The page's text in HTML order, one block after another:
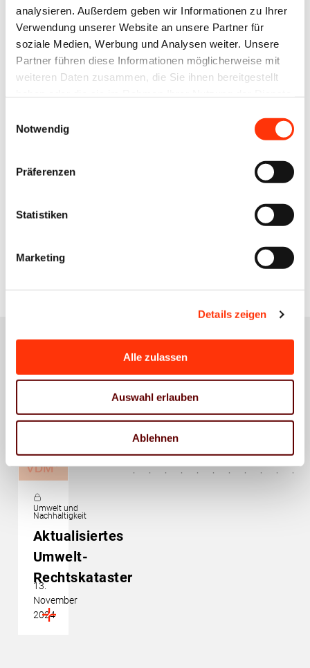
analysieren. Außerdem geben wir Informationen zu Ihrer
Verwendung unserer Website an unsere Partner für
soziale Medien, Werbung und Analysen weiter. Unsere
Partner führen diese Informationen möglicherweise mit
weiteren Daten zusammen, die Sie ihnen bereitgestellt
Notwendig
Präferenzen
Statistiken
Marketing
Details zeigen
Alle zulassen
Auswahl erlauben
Ablehnen
Ansprechpartner
Jens Meyer
Geschäftsführer
j.meyer@vdm-beratung.de
Zur Übersicht
Das könnte Sie auch
interessieren
Umwelt und
Nachhaltigkeit
Aktualisiertes
Umwelt-
Rechtskataster
13.
November
2024